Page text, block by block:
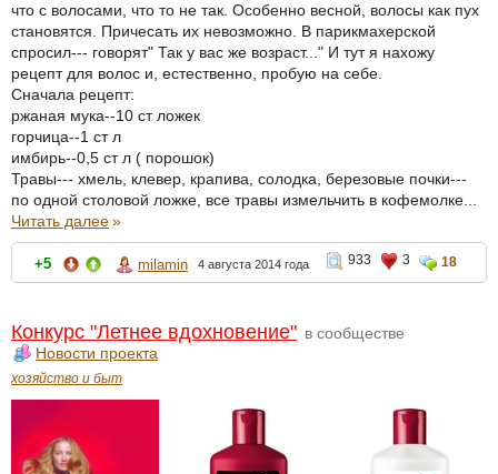
что с волосами, что то не так. Особенно весной, волосы как пух
становятся. Причесать их невозможно. В парикмахерской
спросил--- говорят" Так у вас же возраст..." И тут я нахожу
рецепт для волос и, естественно, пробую на себе.
Сначала рецепт:
ржаная мука--10 ст ложек
горчица--1 ст л
имбирь--0,5 ст л ( порошок)
Травы--- хмель, клевер, крапива, солодка, березовые почки---
по одной столовой ложке, все травы измельчить в кофемолке...
Читать далее»
+5 milamin 4 августа 2014 года 933 3 18
Конкурс "Летнее вдохновение" в сообществе
Новости проекта
хозяйство и быт